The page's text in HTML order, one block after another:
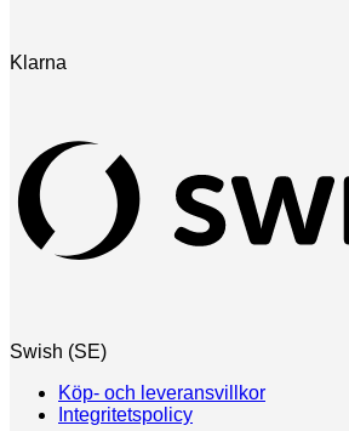
Klarna
Swish (SE)
Köp- och leveransvillkor
Integritetspolicy